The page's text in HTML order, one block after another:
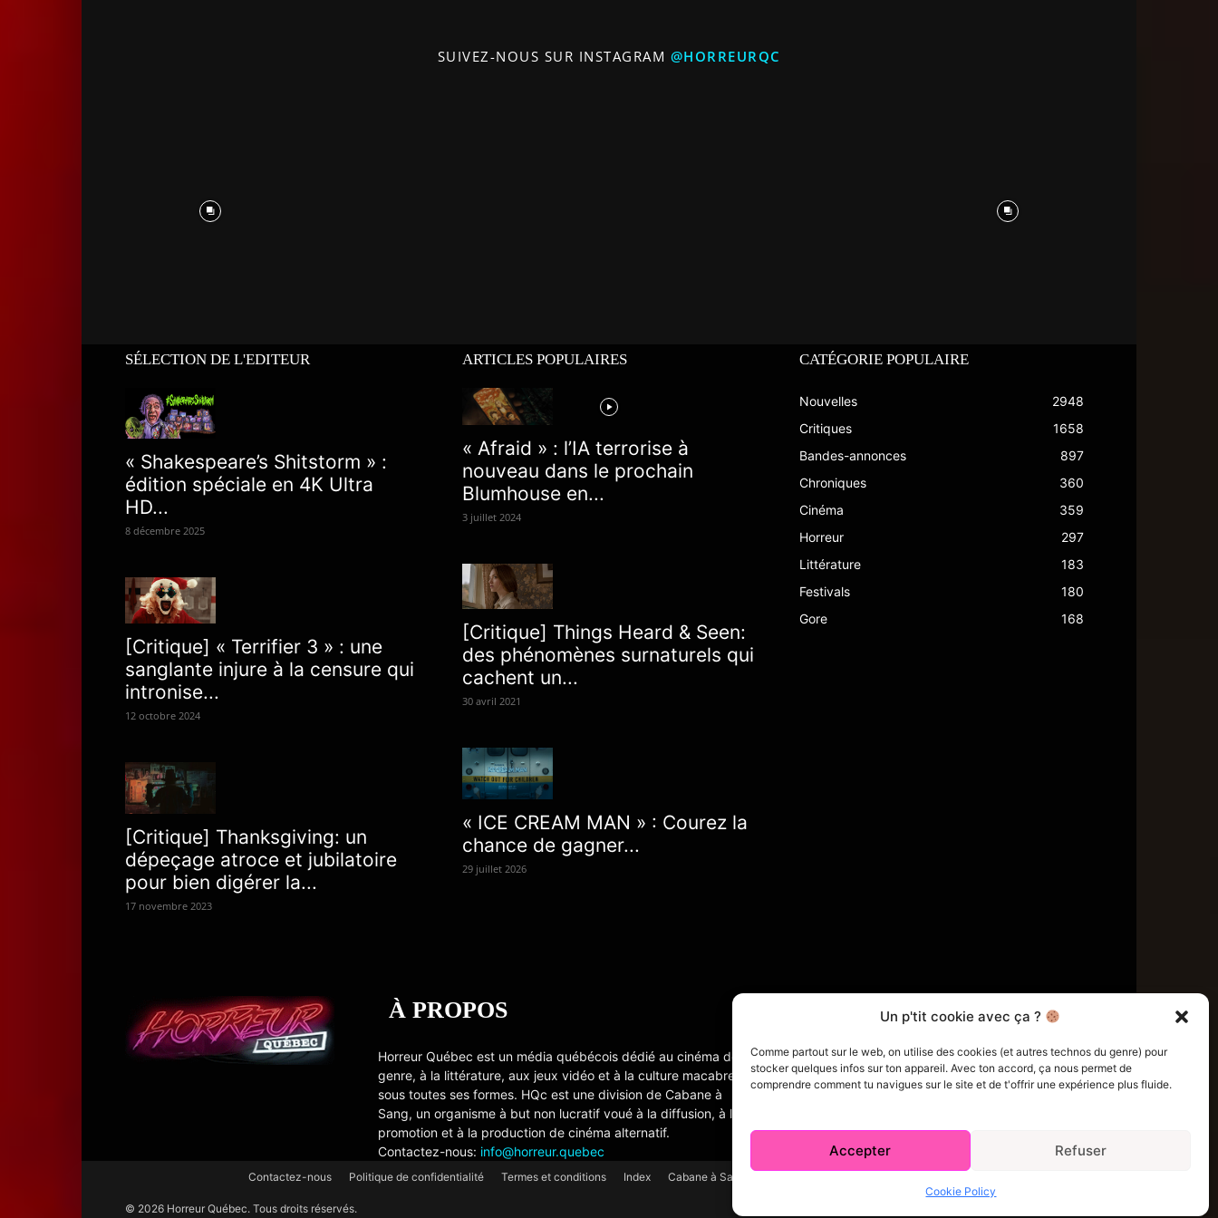
Un p'tit cookie avec ça ?
Comme partout sur le web, on utilise des cookies (et autres technos du genre) pour
stocker quelques infos sur ton appareil. Avec ton accord, ça nous permet de
comprendre comment tu navigues sur le site et de t'offrir une expérience plus fluide.
Accepter Refuser
Cookie Policy
SUIVEZ-NOUS SUR INSTAGRAM @HORREURQC
SÉLECTION DE L'EDITEUR
« Shakespeare’s Shitstorm » :
édition spéciale en 4K Ultra
HD...
8 décembre 2025
[Critique] « Terrifier 3 » : une
sanglante injure à la censure qui
intronise...
12 octobre 2024
[Critique] Thanksgiving: un
dépeçage atroce et jubilatoire
pour bien digérer la...
17 novembre 2023
ARTICLES POPULAIRES
« Afraid » : l’IA terrorise à
nouveau dans le prochain
Blumhouse en...
3 juillet 2024
[Critique] Things Heard & Seen:
des phénomènes surnaturels qui
cachent un...
30 avril 2021
« ICE CREAM MAN » : Courez la
chance de gagner...
29 juillet 2026
CATÉGORIE POPULAIRE
Nouvelles
2948
Critiques
1658
Bandes-annonces
897
Chroniques
360
Cinéma
359
Horreur
297
Littérature
183
Festivals
180
Gore
168
À PROPOS
Horreur Québec est un média québécois dédié au cinéma de
genre, à la littérature, aux jeux vidéo et à la culture macabre
sous toutes ses formes. HQc est une division de Cabane à
Sang, un organisme à but non lucratif voué à la diffusion, à la
promotion et à la production de cinéma alternatif.
Contactez-nous: info@horreur.quebec
SUIVEZ NOUS
Contactez-nous Politique de confidentialité Termes et conditions Index Cabane à Sang TV
© 2026 Horreur Québec. Tous droits réservés.